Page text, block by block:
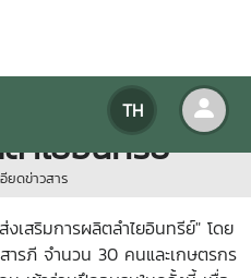
TH
หลักสูตร "การ
ำไยอินทรีย์"
ยดข่าวสาร
เสริมการผลิตลำไยอินทรีย์" โดย
ารภี จำนวน 30 คนและเกษตรกร